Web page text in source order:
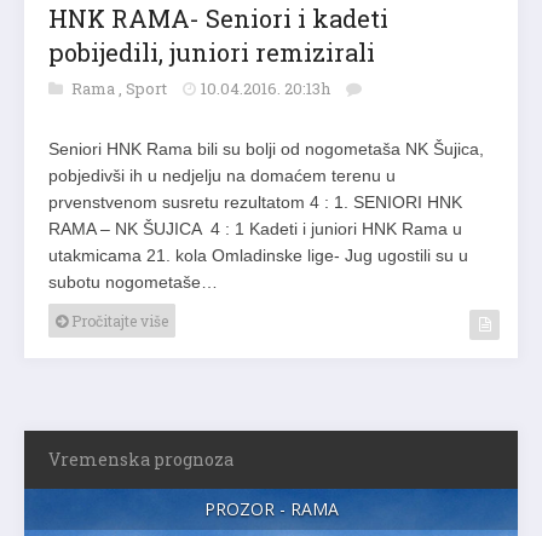
HNK RAMA- Seniori i kadeti
pobijedili, juniori remizirali
Rama , Sport 10.04.2016. 20:13h
Seniori HNK Rama bili su bolji od nogometaša NK Šujica,
pobjedivši ih u nedjelju na domaćem terenu u
prvenstvenom susretu rezultatom 4 : 1. SENIORI HNK
RAMA – NK ŠUJICA 4 : 1 Kadeti i juniori HNK Rama u
utakmicama 21. kola Omladinske lige- Jug ugostili su u
subotu nogometaše…
Pročitajte više
Vremenska prognoza
PROZOR - RAMA